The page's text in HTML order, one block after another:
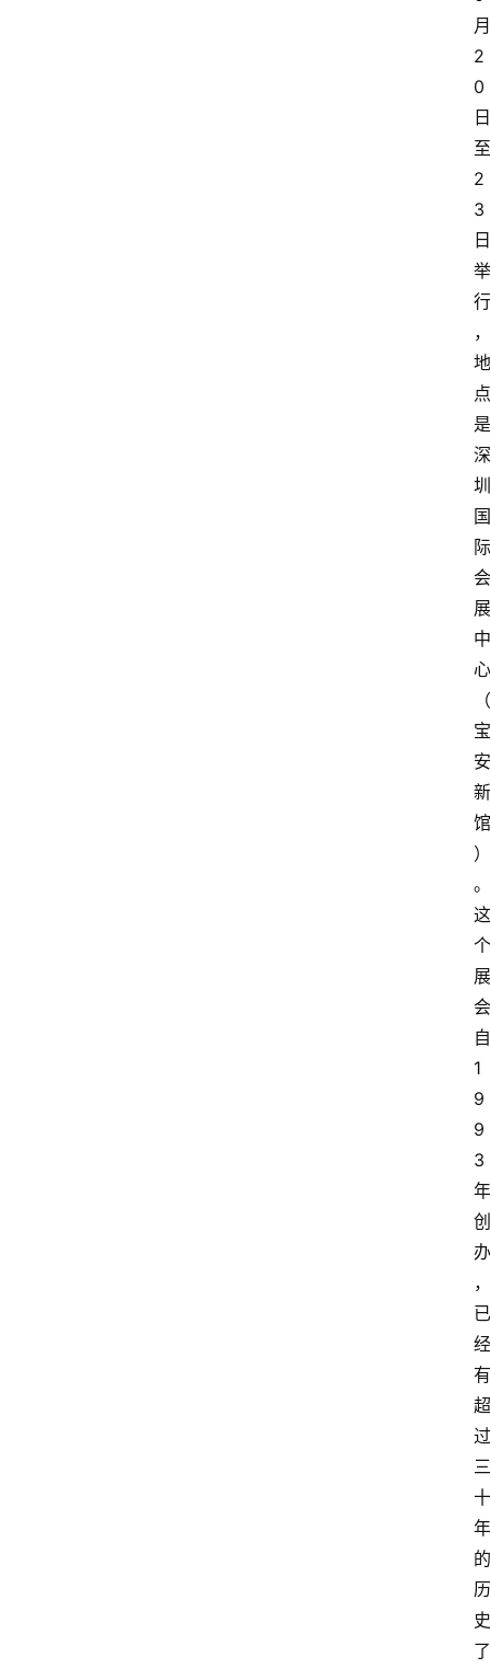
月
2
0
日
至
2
3
日
举
行
，
地
点
是
深
圳
国
际
会
展
中
心
（
宝
安
新
馆
）
。
这
个
展
会
自
1
9
9
3
年
创
办
，
已
经
有
超
过
三
十
年
的
历
史
了